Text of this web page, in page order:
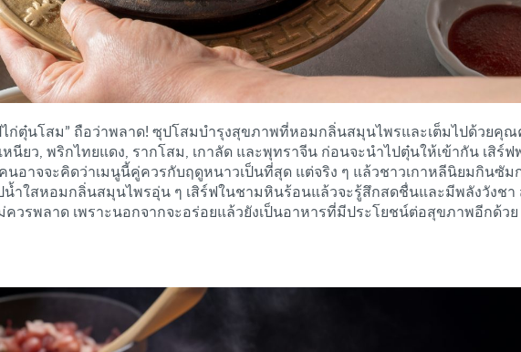
ไก่ตุ๋นโสม” ถือว่าพลาด! ซุปโสมบำรุงสุขภาพที่หอมกลิ่นสมุนไพรและเต็มไปด้วยคุ
นียว, พริกไทยแดง, รากโสม, เกาลัด และพุทราจีน ก่อนจะนำไปตุ๋นให้เข้ากัน เสิร์ฟ
อาจจะคิดว่าเมนูนี้คู่ควรกับฤดูหนาวเป็นที่สุด แต่จริง ๆ แล้วชาวเกาหลีนิยมกินซัม
ำใสหอมกลิ่นสมุนไพรอุ่น ๆ เสิร์ฟในชามหินร้อนแล้วจะรู้สึกสดชื่นและมีพลังวังช
วรพลาด เพราะนอกจากจะอร่อยแล้วยังเป็นอาหารที่มีประโยชน์ต่อสุขภาพอีกด้วย